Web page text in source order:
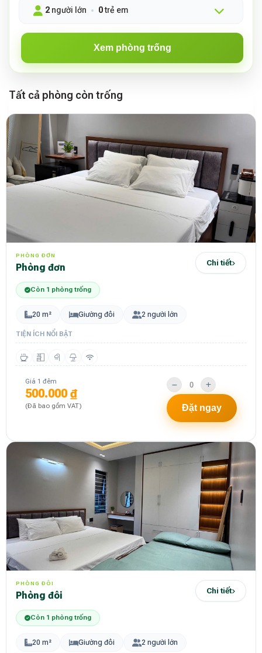
2 người lớn 0trẻ em
Xem phòng trống
Tất cả phòng còn trống
PHÒNG ĐƠN
Phòng đơn Chi tiết
Còn 1 phòng trống
20 m² Giường đôi 2 người lớn
TIỆN ÍCH NỔI BẬT
Giá 1 đêm
500.000 ₫
(Đã bao gồm VAT) Đặt ngay
PHÒNG ĐÔI
Phòng đôi Chi tiết
Còn 1 phòng trống
20 m² Giường đôi 2 người lớn